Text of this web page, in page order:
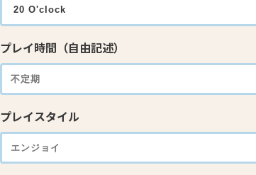
プレイ時間（自由記述）
プレイスタイル